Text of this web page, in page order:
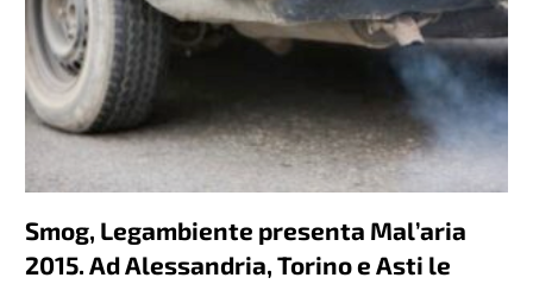
Smog, Legambiente presenta Mal’aria
2015. Ad Alessandria, Torino e Asti le